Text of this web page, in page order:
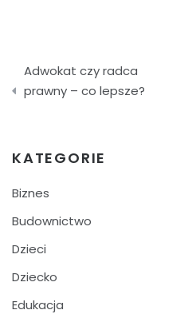
Nawigacja
wpisu
Adwokat czy radca
prawny – co lepsze?
KATEGORIE
Biznes
Budownictwo
Dzieci
Dziecko
Edukacja